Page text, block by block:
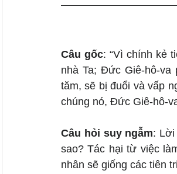
Câu gốc: “Vì chính kẻ
nhà Ta; Đức Giê-hô-
tăm, sẽ bị đuổi và vấp
chúng nó, Đức Giê-hô-
Câu hỏi suy ngẫm: Lời
sao? Tác hại từ việc
nhân sẽ giống các tiên